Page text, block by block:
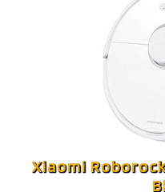
Xiaomi